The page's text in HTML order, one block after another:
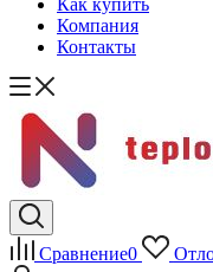
Как купить
Компания
Контакты
Сравнение0